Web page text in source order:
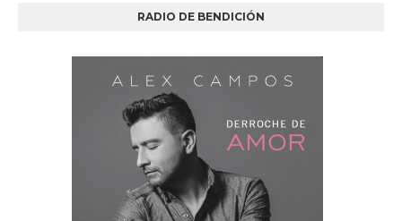
RADIO DE BENDICIÓN